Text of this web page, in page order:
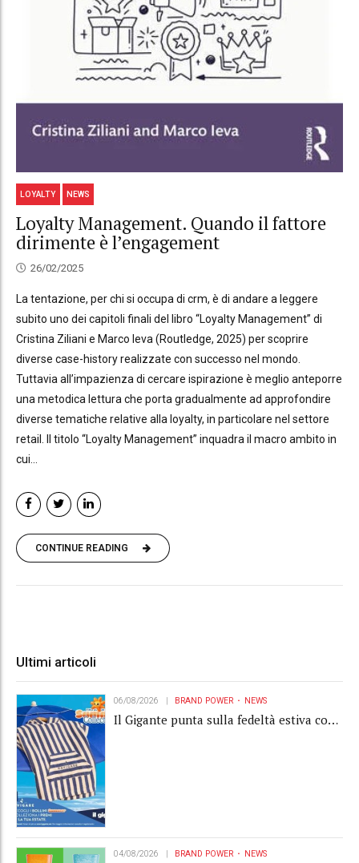
LOYALTY NEWS
Loyalty Management. Quando il fattore
dirimente è l’engagement
26/02/2025
La tentazione, per chi si occupa di crm, è di andare a leggere
subito uno dei capitoli finali del libro “Loyalty Management” di
Cristina Ziliani e Marco Ieva (Routledge, 2025) per scoprire
diverse case-history realizzate con successo nel mondo.
Tuttavia all’impazienza di cercare ispirazione è meglio anteporre
una metodica lettura che porta gradualmente ad approfondire
diverse tematiche relative alla loyalty, in particolare nel settore
retail. Il titolo “Loyalty Management” inquadra il macro ambito in
cui...
CONTINUE READING
Ultimi articoli
06/08/2026 BRAND POWER NEWS
Il Gigante punta sulla fedeltà estiva con
04/08/2026 BRAND POWER NEWS